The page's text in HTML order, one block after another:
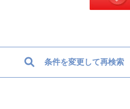
条件を変更して再検索